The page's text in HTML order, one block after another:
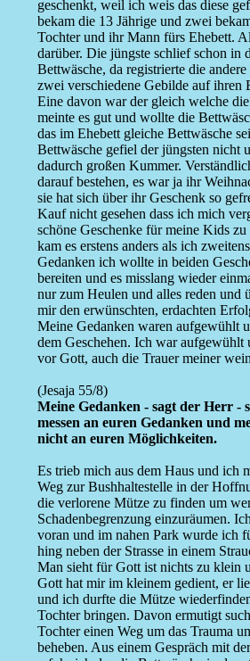
geschenkt, weil ich weis das diese
bekam die 13 Jährige und zwei
Tochter und ihr Mann fürs Ehebett.
darüber. Die jüngste schlief schon in
Bettwäsche, da registrierte die andere
zwei verschiedene Gebilde auf ihren
Eine davon war der gleich welche
meinte es gut und wollte die
das im Ehebett gleiche Bettwäsche
Bettwäsche gefiel der jüngsten nicht
dadurch großen Kummer.
darauf bestehen, es war ja ihr
sie hat sich über ihr Geschenk so
Kauf nicht gesehen dass ich mich
schöne Geschenke für meine Kids zu
kam es erstens anders als ich
Gedanken ich wollte in beiden
bereiten und es misslang wieder
nur zum Heulen und alles reden und
mir den erwünschten, erdachten
Meine Gedanken waren aufgewühlt
dem Geschehen. Ich war aufgewühlt
vor Gott, auch die Trauer meiner
(Jesaja 55/8)
Meine Gedanken - sagt der Herr -
messen an euren Gedanken und
nicht an euren Möglichkeiten.
Es trieb mich aus dem Haus und ich
Weg zur Bushhaltestelle in der
die verlorene Mütze zu finden um
Schadenbegrenzung einzuräumen.
voran und im nahen Park wurde ich
hing neben der Strasse in einem
Man sieht für Gott ist nichts zu klein
Gott hat mir im kleinem gedient, er
und ich durfte die Mütze
Tochter bringen. Davon ermutigt
Tochter einen Weg um das Trauma
beheben. Aus einem Gespräch mit